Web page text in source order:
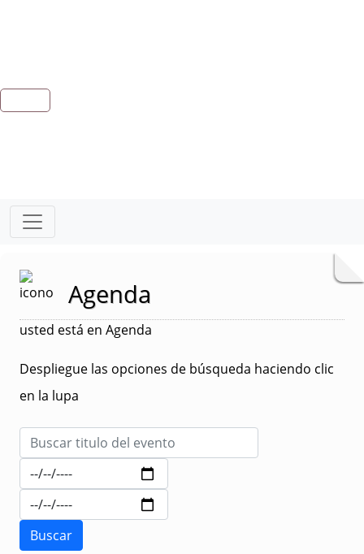
Agenda
usted está en Agenda
Despliegue las opciones de búsqueda haciendo clic
en la lupa